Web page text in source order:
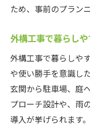
ため、事前のプラン
外構工事で暮らし
外構工事で暮らしや
や使い勝手を意識し
玄関から駐車場、庭
プローチ設計や、雨
導入が挙げられます。